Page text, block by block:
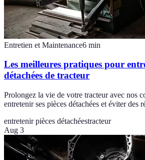
Entretien et Maintenance6 min
Les meilleures pratiques pour
détachées de tracteur
Prolongez la vie de votre tracteur avec nos
entretenir ses pièces détachées et éviter des
entretenir pièces détachéestracteur
Aug 3